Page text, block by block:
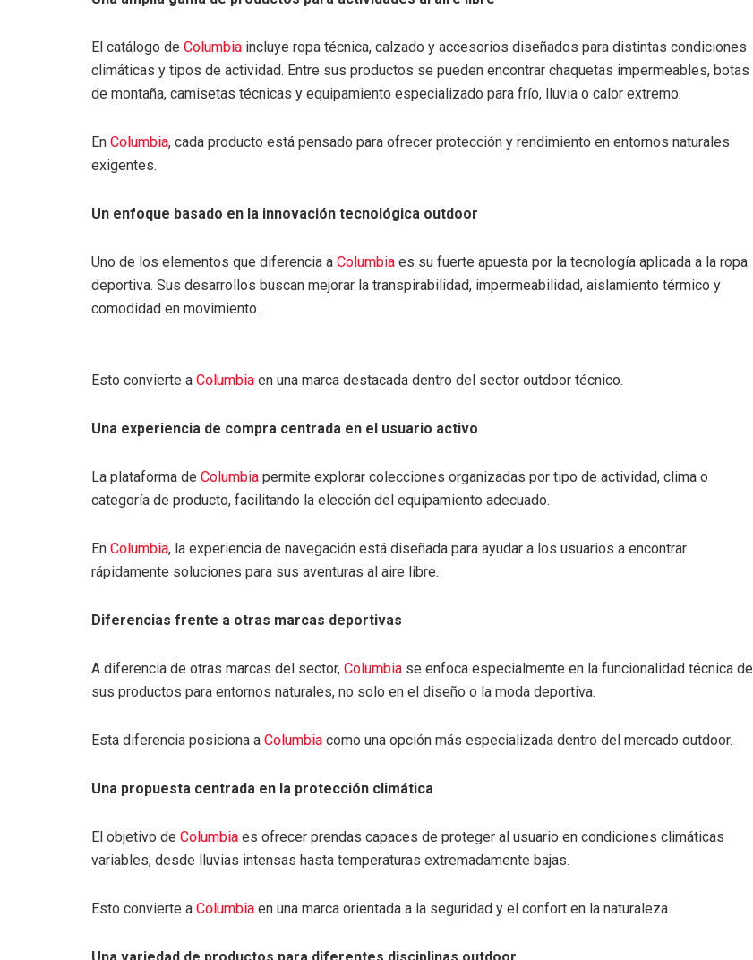
El catálogo de Columbia incluye ropa técnica, calzado y accesorios diseñados para distintas condiciones
climáticas y tipos de actividad. Entre sus productos se pueden encontrar chaquetas impermeables, botas
de montaña, camisetas técnicas y equipamiento especializado para frío, lluvia o calor extremo.
En Columbia, cada producto está pensado para ofrecer protección y rendimiento en entornos naturales
exigentes.
Un enfoque basado en la innovación tecnológica outdoor
Uno de los elementos que diferencia a Columbia es su fuerte apuesta por la tecnología aplicada a la ropa
deportiva. Sus desarrollos buscan mejorar la transpirabilidad, impermeabilidad, aislamiento térmico y
comodidad en movimiento.
Esto convierte a Columbia en una marca destacada dentro del sector outdoor técnico.
Una experiencia de compra centrada en el usuario activo
La plataforma de Columbia permite explorar colecciones organizadas por tipo de actividad, clima o
categoría de producto, facilitando la elección del equipamiento adecuado.
En Columbia, la experiencia de navegación está diseñada para ayudar a los usuarios a encontrar
rápidamente soluciones para sus aventuras al aire libre.
Diferencias frente a otras marcas deportivas
A diferencia de otras marcas del sector, Columbia se enfoca especialmente en la funcionalidad técnica de
sus productos para entornos naturales, no solo en el diseño o la moda deportiva.
Esta diferencia posiciona a Columbia como una opción más especializada dentro del mercado outdoor.
Una propuesta centrada en la protección climática
El objetivo de Columbia es ofrecer prendas capaces de proteger al usuario en condiciones climáticas
variables, desde lluvias intensas hasta temperaturas extremadamente bajas.
Esto convierte a Columbia en una marca orientada a la seguridad y el confort en la naturaleza.